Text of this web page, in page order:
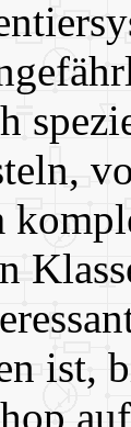
ist,